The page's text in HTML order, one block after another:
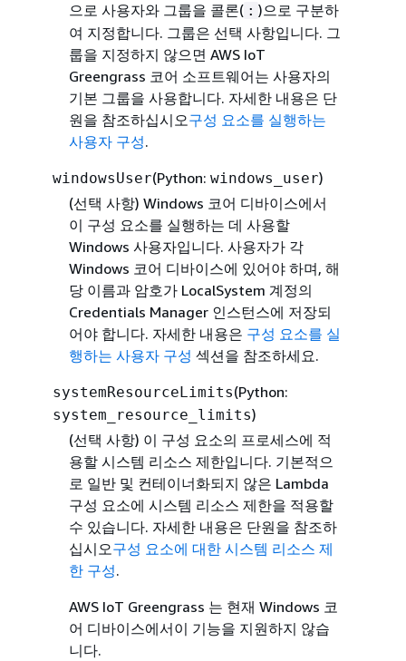
으로 사용자와 그룹을 콜론( : )으로 구분하
여 지정합니다. 그룹은 선택 사항입니다. 그
룹을 지정하지 않으면 AWS IoT
Greengrass 코어 소프트웨어는 사용자의
기본 그룹을 사용합니다. 자세한 내용은 단
원을 참조하십시오구성 요소를 실행하는
사용자 구성.
windowsUser(Python: windows_user)
(선택 사항)Windows 코어 디바이스에서
이 구성 요소를 실행하는 데 사용할
Windows 사용자입니다. 사용자가 각
Windows 코어 디바이스에 있어야 하며, 해
당 이름과 암호가 LocalSystem 계정의
Credentials Manager 인스턴스에 저장되
어야 합니다. 자세한 내용은 구성 요소를 실
행하는 사용자 구성 섹션을 참조하세요.
systemResourceLimits(Python:
system_resource_limits)
(선택 사항) 이 구성 요소의 프로세스에 적
용할 시스템 리소스 제한입니다. 기본적으
로 일반 및 컨테이너화되지 않은 Lambda
구성 요소에 시스템 리소스 제한을 적용할
수 있습니다. 자세한 내용은 단원을 참조하
십시오구성 요소에 대한 시스템 리소스 제
한 구성.
AWS IoT Greengrass 는 현재 Windows 코
어 디바이스에서이 기능을 지원하지 않습
니다.